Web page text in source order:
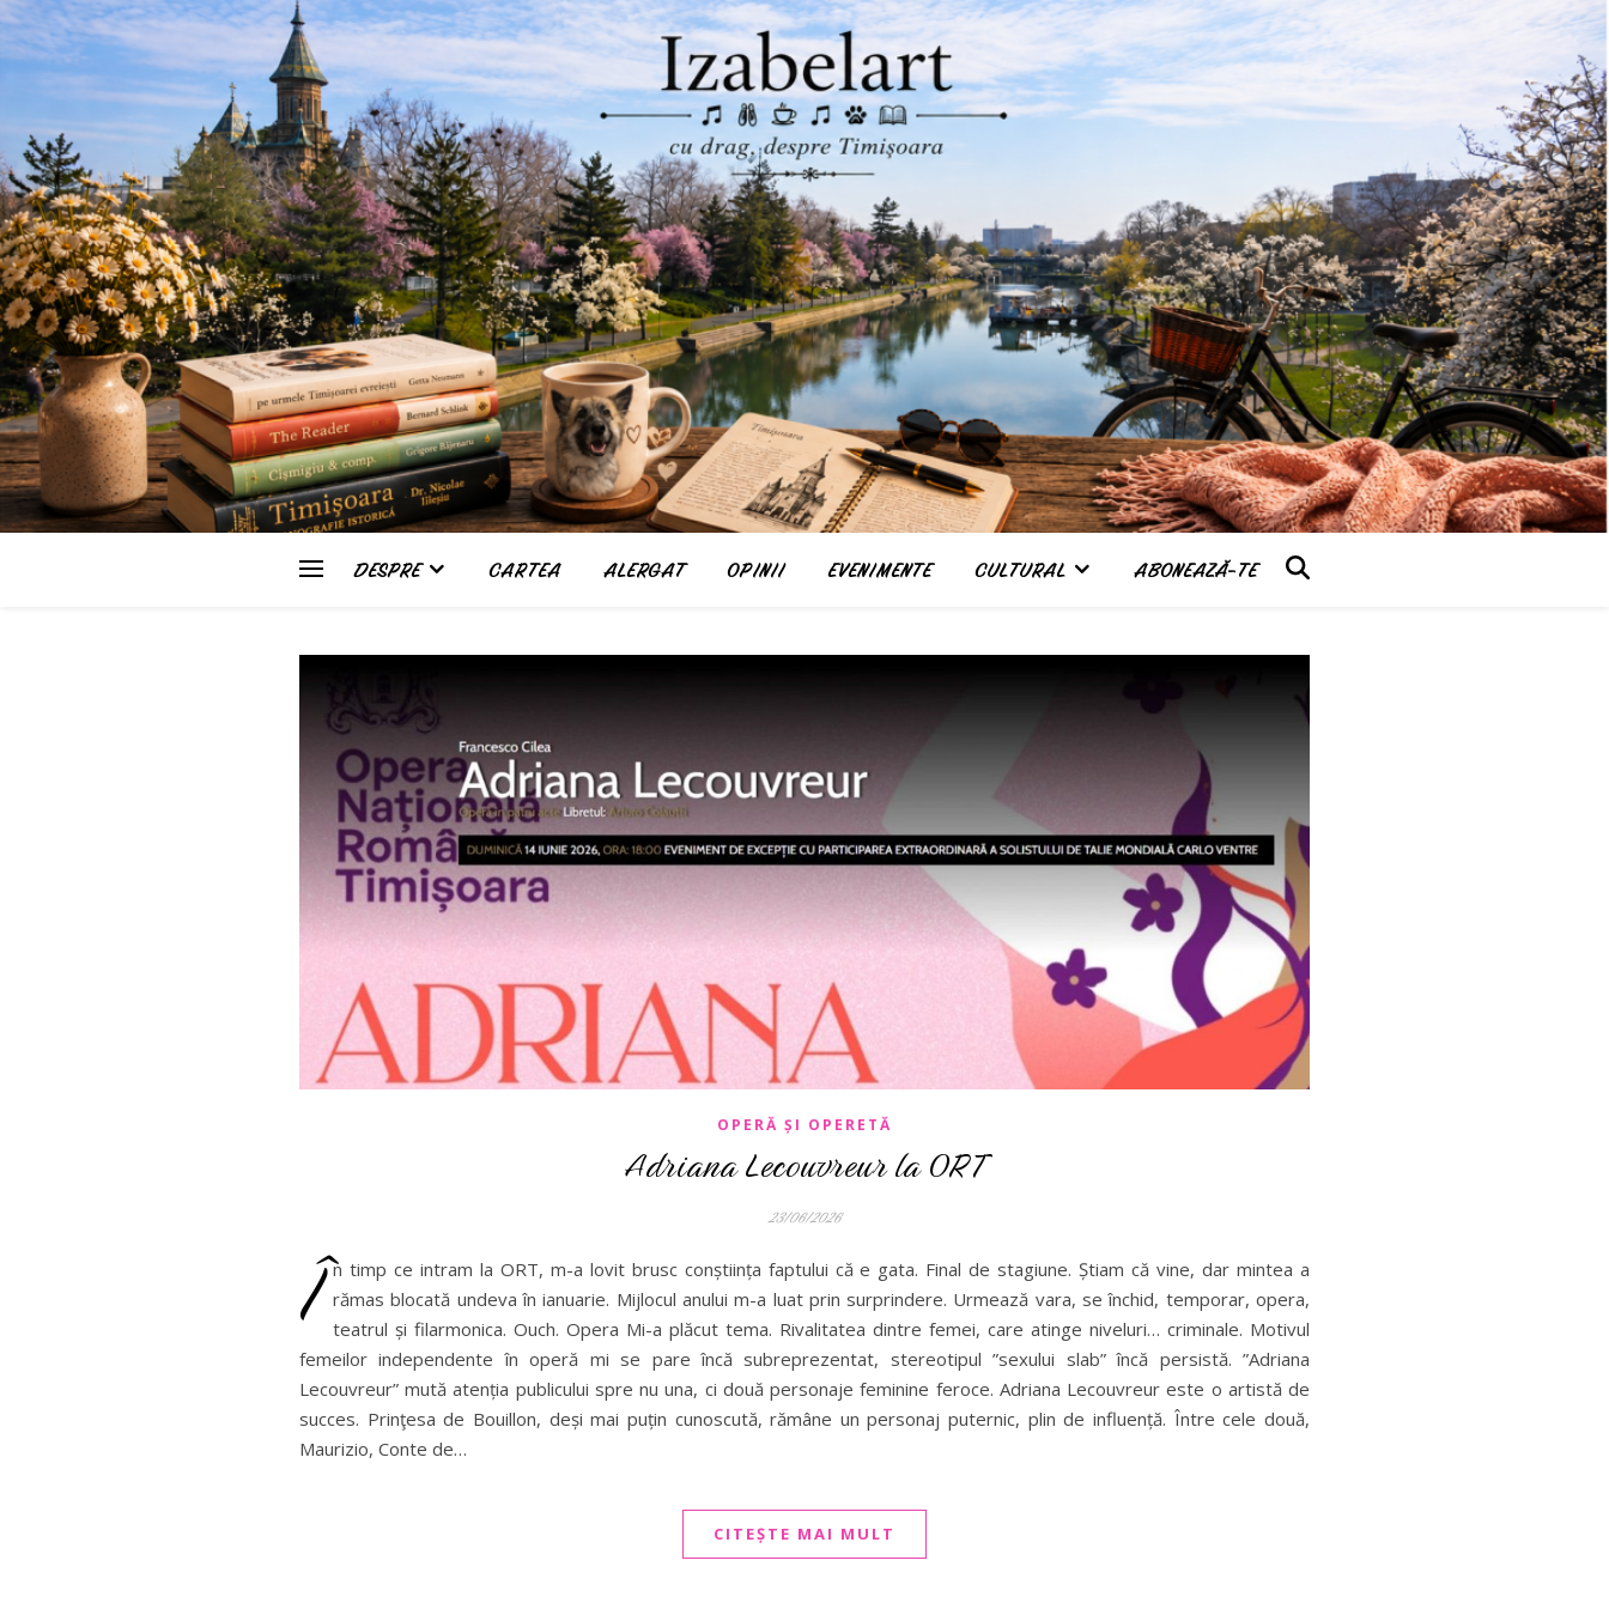
DESPRE CARTEA ALERGAT OPINII EVENIMENTE CULTURAL ABONEAZĂ-TE
OPERĂ ȘI OPERETĂ
Adriana Lecouvreur la ORT
23/06/2026
Î n timp ce intram la ORT, m-a lovit brusc conștiința faptului că e gata. Final de stagiune. Știam că vine, dar mintea a
rămas blocată undeva în ianuarie. Mijlocul anului m-a luat prin surprindere. Urmează vara, se închid, temporar, opera,
teatrul și filarmonica. Ouch. Opera Mi-a plăcut tema. Rivalitatea dintre femei, care atinge niveluri… criminale. Motivul
femeilor independente în operă mi se pare încă subreprezentat, stereotipul ”sexului slab” încă persistă. ”Adriana
Lecouvreur” mută atenția publicului spre nu una, ci două personaje feminine feroce. Adriana Lecouvreur este o artistă de
succes. Prinţesa de Bouillon, deși mai puțin cunoscută, rămâne un personaj puternic, plin de influență. Între cele două,
Maurizio, Conte de…
CITEȘTE MAI MULT